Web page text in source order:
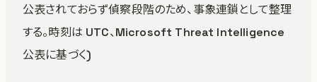
公表されておらず偵察段階のため、事象連鎖として整理
する。時刻は UTC、Microsoft Threat Intelligence
公表に基づく)